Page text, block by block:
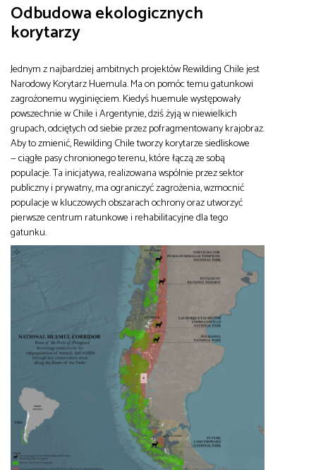
Odbudowa ekologicznych
korytarzy
Jednym z najbardziej ambitnych projektów Rewilding Chile jest
Narodowy Korytarz Huemula. Ma on pomóc temu gatunkowi
zagrożonemu wyginięciem. Kiedyś huemule występowały
powszechnie w Chile i Argentynie, dziś żyją w niewielkich
grupach, odciętych od siebie przez pofragmentowany krajobraz.
Aby to zmienić, Rewilding Chile tworzy korytarze siedliskowe
— ciągłe pasy chronionego terenu, które łączą ze sobą
populacje. Ta inicjatywa, realizowana wspólnie przez sektor
publiczny i prywatny, ma ograniczyć zagrożenia, wzmocnić
populacje w kluczowych obszarach ochrony oraz utworzyć
pierwsze centrum ratunkowe i rehabilitacyjne dla tego
gatunku.